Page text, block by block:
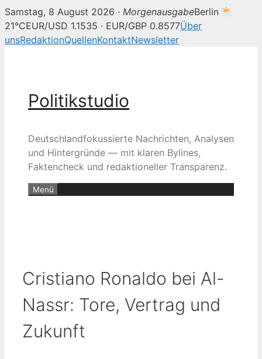
Samstag, 8 August 2026 · MorgenausgabeBerlin
21°CEUR/USD 1.1535 · EUR/GBP 0.8577Über
unsRedaktionQuellenKontaktNewsletter
Politikstudio
Deutschlandfokussierte Nachrichten, Analysen
und Hintergründe — mit klaren Bylines,
Faktencheck und redaktioneller Transparenz.
Menü
Cristiano Ronaldo bei Al-
Nassr: Tore, Vertrag und
Zukunft